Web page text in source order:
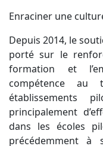
Enraciner une
Depuis 2014, le
porté sur le
formation et
compétence
établissements
principalement
dans les écoles
précédemment à